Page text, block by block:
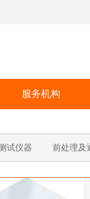
服务机构
试仪器 前处理及
器 测量/计量仪器